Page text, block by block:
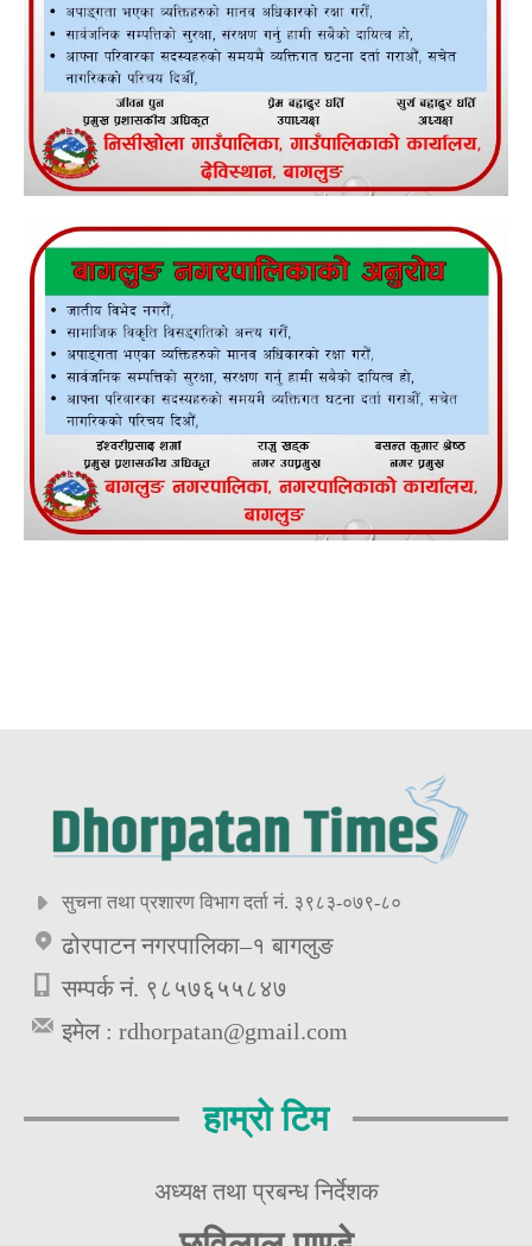
सुचना तथा प्रशारण विभाग दर्ता नं. ३९८३-०७९-८०
ढोरपाटन नगरपालिका–१ बागलुङ
सम्पर्क नं. ९८५७६५५८४७
इमेल : rdhorpatan@gmail.com
हाम्रो टिम
अध्यक्ष तथा प्रबन्ध निर्देशक